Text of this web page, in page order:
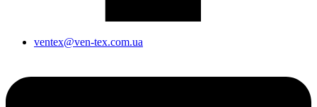
ventex@ven-tex.com.ua